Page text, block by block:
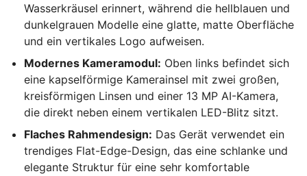
Wasserkräusel erinnert, während die hellblauen und
dunkelgrauen Modelle eine glatte, matte Oberfläche
und ein vertikales Logo aufweisen.
Modernes Kameramodul: Oben links befindet sich
eine kapselförmige Kamerainsel mit zwei großen,
kreisförmigen Linsen und einer 13 MP AI-Kamera,
die direkt neben einem vertikalen LED-Blitz sitzt.
Flaches Rahmendesign: Das Gerät verwendet ein
trendiges Flat-Edge-Design, das eine schlanke und
elegante Struktur für eine sehr komfortable